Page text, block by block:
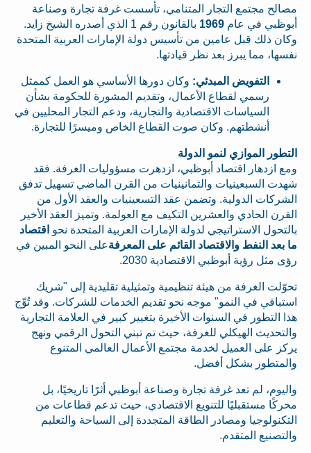
مصالح مجتمع التجار المتنامي، تأسست غرفة تجارة وصناعة
أبوظبي في عام 1969
بالقانون رقم 1 الذي أصدره الشيخ زايد.
وكان ذلك قبل عامين من تأسيس دولة الإمارات العربية المتحدة
نفسها، مما يبرز بعد نظر قيادتها.
التفويض المبدئي: وكان دورها الأساسي هو العمل كممثل
رسمي لقطاع الأعمال، وتقديم المشورة للحكومة بشأن
السياسات الاقتصادية والتجارية، ودعم التجار المحليين في
أنشطتهم. وكان صوت القطاع الخاص وميسرًا للتجارة.
التطور الموازي لنمو الدولة
ومع ازدهار اقتصاد أبوظبي، ازدهرت مسؤوليات الغرفة. فقد
شهدت السبعينيات والثمانينيات من القرن الماضي تسهيل تدفق
الشركات الدولية. وتضمن عقد التسعينيات والعقد الأول من
القرن الحادي والعشرين التكيف مع العولمة. وتميز العقد الأخير
بالتحول الاستراتيجي لدولة الإمارات العربية المتحدة نحو اقتصاد
ما بعد النفط والاقتصاد القائم على المعرفةعلى النحو المبين في
رؤى مثل رؤية أبوظبي الاقتصادية 2030.
تحوّلت الغرفة من هيئة تنظيمية وتمثيلية تقليدية إلى "شريك
استباقي في النمو" موجه نحو تقديم الخدمات للشركات. وقد تُوِّج
هذا التطور في السنوات الأخيرة بتغيير كبير في العلامة التجارية
والتحديث الهيكلي للغرفة، حيث تم تبني التحول الرقمي ونهج
يركز على العميل لخدمة مجتمع الأعمال العالمي المتنوع
والمتطور بشكل أفضل.
واليوم، لم تعد غرفة تجارة وصناعة أبوظبي أثرًا تاريخيًا، بل
محركًا مستقبليًا للتنويع الاقتصادي، حيث تدعم قطاعات من
التكنولوجيا ومصادر الطاقة المتجددة إلى السياحة والتعليم
والتصنيع المتقدم.